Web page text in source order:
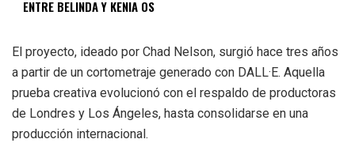
ENTRE BELINDA Y KENIA OS
El proyecto, ideado por Chad Nelson, surgió hace tres años
a partir de un cortometraje generado con DALL·E. Aquella
prueba creativa evolucionó con el respaldo de productoras
de Londres y Los Ángeles, hasta consolidarse en una
producción internacional.